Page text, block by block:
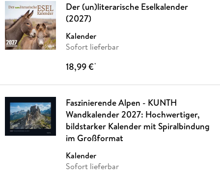
Der (un)literarische Eselkalender
(2027)
Kalender
Sofort lieferbar
18,99 €*
Faszinierende Alpen - KUNTH
Wandkalender 2027: Hochwertiger,
bildstarker Kalender mit Spiralbindung
im Großformat
Kalender
Sofort lieferbar